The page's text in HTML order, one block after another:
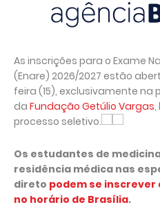
As inscrições para o Exame
(Enare) 2026/2027 estão
feira (15), exclusivamente na
da Fundação Getúlio Vargas,
processo seletivo.
Os estudantes de
residência médica nas
direto podem se inscrever
no horário de Brasília.